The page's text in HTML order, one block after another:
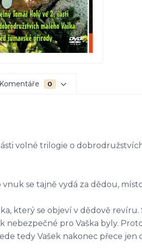
Komentáře 0
volné trilogie o
se tajně vydá za dědou,
který se objeví v dědově revíru.
nebezpečné pro Vaška byly.
tedy Vašek nakonec přece jen